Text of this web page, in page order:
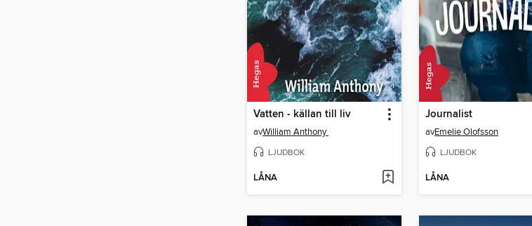
Vatten - källan till liv
avWilliam Anthony
LJUDBOK
LÅNA
Journalist
avEmelie Olofsson
LJUDBOK
LÅNA